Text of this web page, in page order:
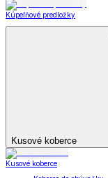
Kúpeľňové predložky
Kusové koberce
Kusové koberce